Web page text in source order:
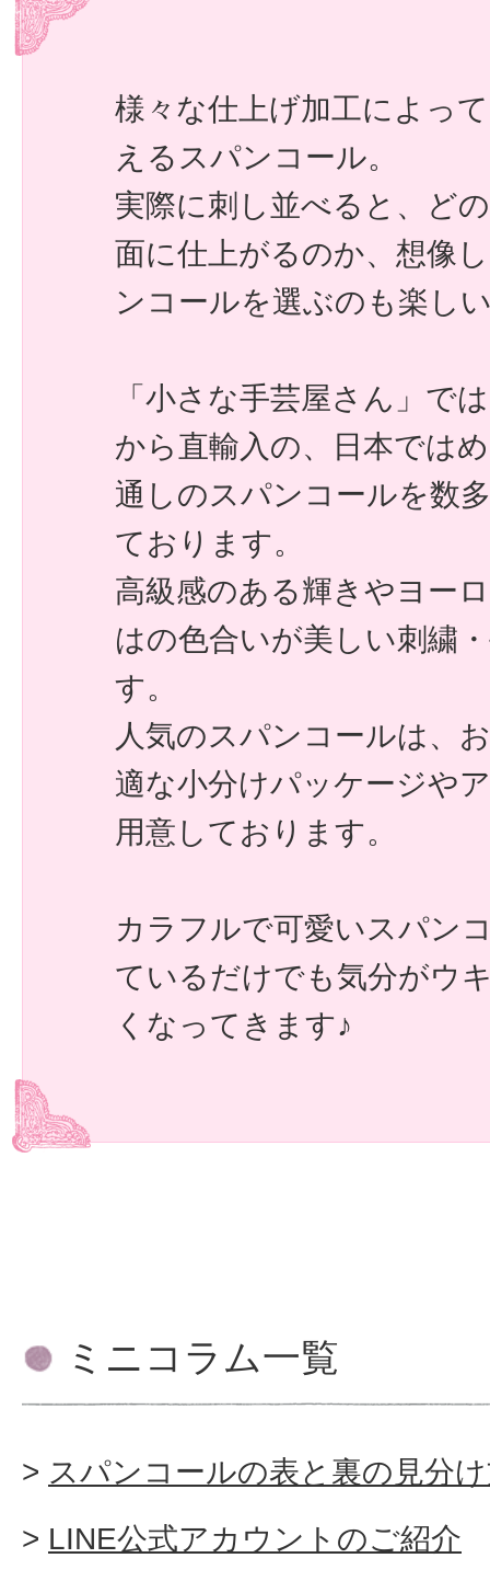
様々な仕上げ加工によっ
えるスパンコール。
実際に刺し並べると、ど
面に仕上がるのか、想像
ンコールを選ぶのも楽し
「小さな手芸屋さん」で
から直輸入の、日本では
通しのスパンコールを数
ております。
高級感のある輝きやヨー
はの色合いが美しい刺繍
す。
人気のスパンコールは、
適な小分けパッケージや
用意しております。
カラフルで可愛いスパン
ているだけでも気分がウ
くなってきます♪
ミニコラム一覧
スパンコールの表と裏の見分
LINE公式アカウントのご紹介